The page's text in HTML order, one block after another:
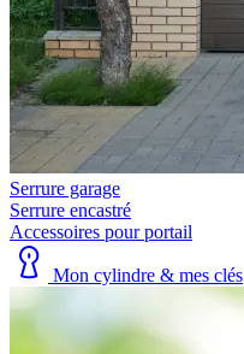
Serrure garage
Serrure encastré
Accessoires pour portail
Mon cylindre & mes clés